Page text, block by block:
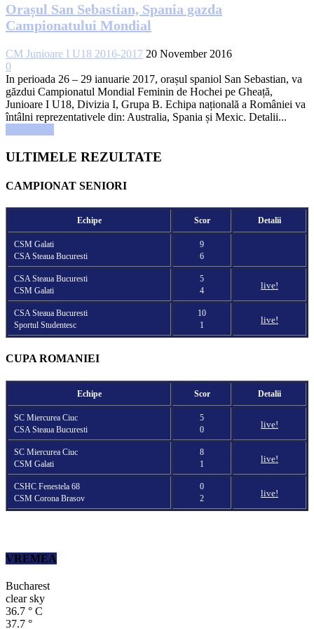
Orașul San Sebastian, Spania gazda
Campionatului Mondial
CM Junioare I U18 2016-2017 20 November 2016
0
In perioada 26 – 29 ianuarie 2017, orașul spaniol San Sebastian, va
găzdui Campionatul Mondial Feminin de Hochei pe Gheață,
Junioare I U18, Divizia I, Grupa B. Echipa națională a României va
întâlni reprezentativele din: Australia, Spania și Mexic. Detalii...
ULTIMELE REZULTATE
CAMPIONAT SENIORI
Echipe Scor Detalii
CSM Galati
CSA Steaua Bucuresti
9
6
CSA Steaua Bucuresti
CSM Galati
5
4
live!
CSA Steaua Bucuresti
Sportul Studentesc
10
1
live!
CUPA ROMANIEI
Echipe Scor Detalii
SC Miercurea Ciuc
CSA Steaua Bucuresti
5
0
live!
SC Miercurea Ciuc
CSM Galati
8
1
live!
CSHC Fenestela 68
CSM Corona Brasov
0
2
live!
VREMEA
Bucharest
clear sky
36.7 ° C
37.7 °